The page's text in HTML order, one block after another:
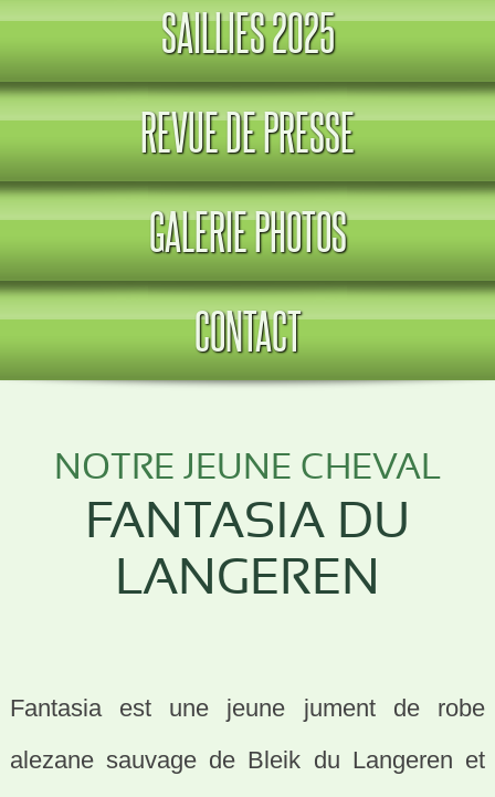
SAILLIES 2025
REVUE DE PRESSE
GALERIE PHOTOS
CONTACT
NOTRE JEUNE CHEVAL
FANTASIA DU
LANGEREN
Fantasia est une jeune jument de robe
alezane sauvage de Bleik du Langeren et